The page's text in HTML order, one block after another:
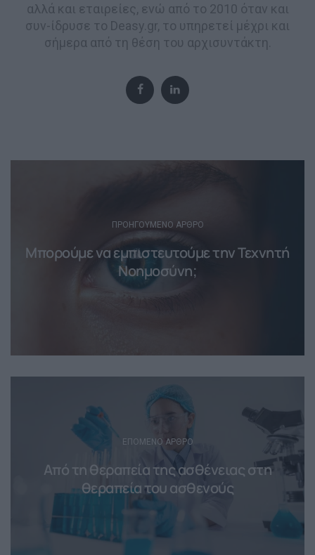
αλλά και εταιρείες, ενώ από το 2010 όταν και
συν-ίδρυσε το Deasy.gr, το υπηρετεί μέχρι και
σήμερα από τη θέση του αρχισυντάκτη.
Post
ΠΡΟΗΓΟΎΜΕΝΟ ΆΡΘΡΟ
Μπορούμε να εμπιστευτούμε την Τεχνητή
Νοημοσύνη;
ΕΠΌΜΕΝΟ ΆΡΘΡΟ
Από τη θεραπεία της ασθένειας στη
θεραπεία του ασθενούς